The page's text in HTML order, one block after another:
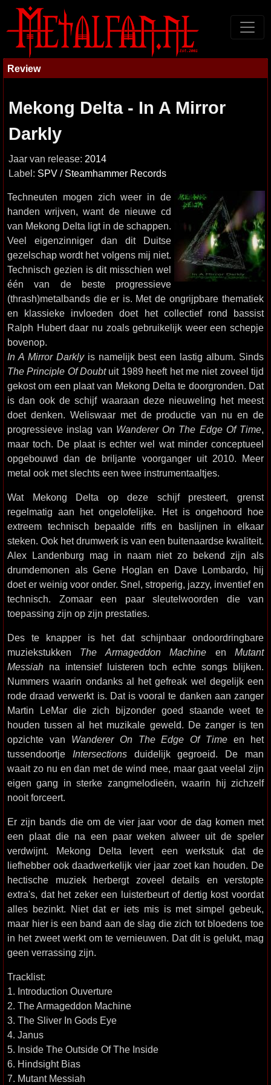
Review
Mekong Delta - In A Mirror
Darkly
Jaar van release: 2014
Label: SPV / Steamhammer Records
Techneuten mogen zich weer in de
handen wrijven, want de nieuwe cd
van Mekong Delta ligt in de schappen.
Veel eigenzinniger dan dit Duitse
gezelschap wordt het volgens mij niet.
Technisch gezien is dit misschien wel
één van de beste progressieve
(thrash)metalbands die er is. Met de ongrijpbare thematiek
en klassieke invloeden doet het collectief rond bassist
Ralph Hubert daar nu zoals gebruikelijk weer een schepje
bovenop.
In A Mirror Darklyis namelijk best een lastig album. Sinds
The Principle Of Doubtuit 1989 heeft het me niet zoveel tijd
gekost om een plaat van Mekong Delta te doorgronden. Dat
is dan ook de schijf waaraan deze nieuweling het meest
doet denken. Weliswaar met de productie van nu en de
progressieve inslag van Wanderer On The Edge Of Time,
maar toch. De plaat is echter wel wat minder conceptueel
opgebouwd dan de briljante voorganger uit 2010. Meer
metal ook met slechts een twee instrumentaaltjes.
Wat Mekong Delta op deze schijf presteert, grenst
regelmatig aan het ongelofelijke. Het is ongehoord hoe
extreem technisch bepaalde riffs en baslijnen in elkaar
steken. Ook het drumwerk is van een buitenaardse kwaliteit.
Alex Landenburg mag in naam niet zo bekend zijn als
drumdemonen als Gene Hoglan en Dave Lombardo, hij
doet er weinig voor onder. Snel, stroperig, jazzy, inventief en
technisch. Zomaar een paar sleutelwoorden die van
toepassing zijn op zijn prestaties.
Des te knapper is het dat schijnbaar ondoordringbare
muziekstukken The Armageddon Machine enMutant
Messiah na intensief luisteren toch echte songs blijken.
Nummers waarin ondanks al het gefreak wel degelijk een
rode draad verwerkt is. Dat is vooral te danken aan zanger
Martin LeMar die zich bijzonder goed staande weet te
houden tussen al het muzikale geweld. De zanger is ten
opzichte van Wanderer On The Edge Of Time en het
tussendoortje Intersectionsduidelijk gegroeid. De man
waait zo nu en dan met de wind mee, maar gaat veelal zijn
eigen gang in sterke zangmelodieën, waarin hij zichzelf
nooit forceert.
Er zijn bands die om de vier jaar voor de dag komen met
een plaat die na een paar weken alweer uit de speler
verdwijnt. Mekong Delta levert een werkstuk dat de
liefhebber ook daadwerkelijk vier jaar zoet kan houden. De
hectische muziek herbergt zoveel details en verstopte
extra's, dat het zeker een luisterbeurt of dertig kost voordat
alles bezinkt. Niet dat er iets mis is met simpel gebeuk,
maar hier is een band aan de slag die zich tot bloedens toe
in het zweet werkt om te vernieuwen. Dat dit is gelukt, mag
geen verrassing zijn.
Tracklist:
1. Introduction Ouverture
2. The Armageddon Machine
3. The Sliver In Gods Eye
4. Janus
5. Inside The Outside Of The Inside
6. Hindsight Bias
7. Mutant Messiah